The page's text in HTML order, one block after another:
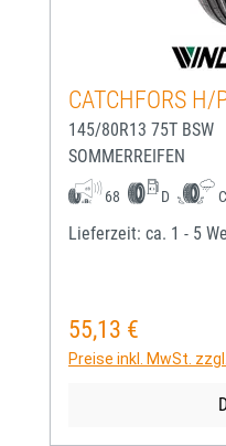
CATCHFORS H/
145/80R13 75T BSW
SOMMERREIFEN
68 D C
Lieferzeit: ca. 1 - 5
Regulärer Preis:
55,13 €
Preise inkl. MwSt.